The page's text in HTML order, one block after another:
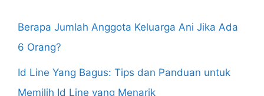
Berapa Jumlah Anggota Keluarga Ani Jika Ada
6 Orang?
Id Line Yang Bagus: Tips dan Panduan untuk
Memilih Id Line yang Menarik